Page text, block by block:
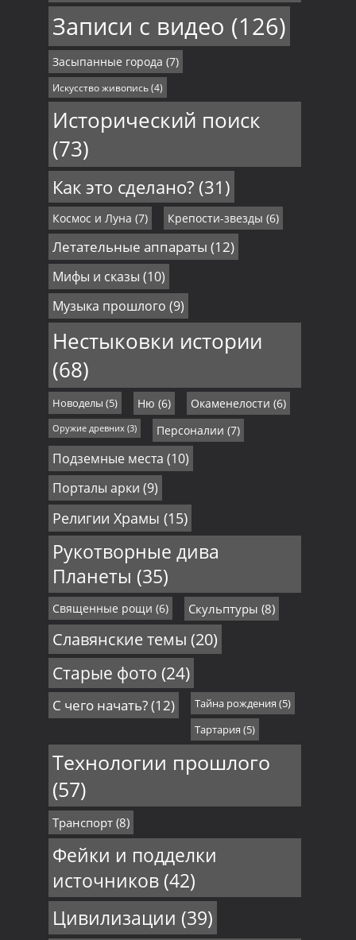
Записи с видео (126)
Засыпанные города (7)
Искусство живопись(4)
Исторический поиск
(73)
Как это сделано?(31)
Космос и Луна (7) Крепости-звезды (6)
Летательные аппараты (12)
Мифы и сказы (10)
Музыка прошлого (9)
Нестыковки истории
(68)
Новоделы (5) Ню (6) Окаменелости (6)
Оружие древних(3) Персоналии (7)
Подземные места (10)
Порталы арки (9)
Религии Храмы (15)
Рукотворные дива
Планеты (35)
Священные рощи (6) Скульптуры (8)
Славянские темы (20)
Старые фото (24)
С чего начать?(12) Тайна рождения (5)
Тартария (5)
Технологии прошлого
(57)
Транспорт(8)
Фейки и подделки
источников(42)
Цивилизации (39)